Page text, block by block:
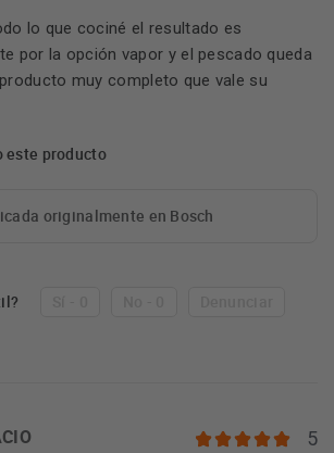
lo que cociné el resultado es
por la opción vapor y el pescado queda
muy completo que vale su
este producto
originalmente en Bosch
5